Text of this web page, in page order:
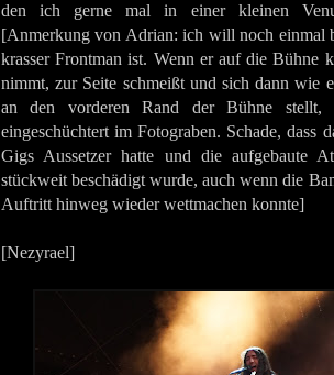
den ich gerne mal in einer kleinen
[Anmerkung von Adrian: ich will noch einmal
krasser Frontman ist. Wenn er auf die Bühne
nimmt, zur Seite schmeißt und sich dann wie
an den vorderen Rand der Bühne stellt,
eingeschüchtert im Fotograben. Schade, dass
Gigs Aussetzer hatte und die aufgebaute
stückweit beschädigt wurde, auch wenn die
Auftritt hinweg wieder wettmachen konnte]
[Nezyrael]